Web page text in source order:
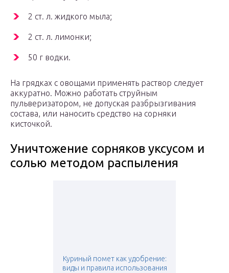
2 ст. л. жидкого мыла;
2 ст. л. лимонки;
50 г водки.
На грядках с овощами применять раствор следует
аккуратно. Можно работать струйным
пульверизатором, не допуская разбрызгивания
состава, или наносить средство на сорняки
кисточкой.
Уничтожение сорняков уксусом и
солью методом распыления
Куриный помет как удобрение:
виды и правила использования